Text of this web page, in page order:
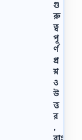
গু
রু
ত্ব
পূ
র্ণ
প্র
শ্ন
ও
উ
ত্ত
র
,